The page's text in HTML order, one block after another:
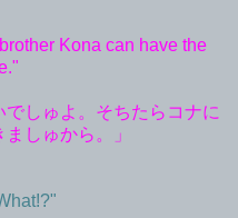
Kona can have the
しゅよ。そちたらコナに
しゅから。」